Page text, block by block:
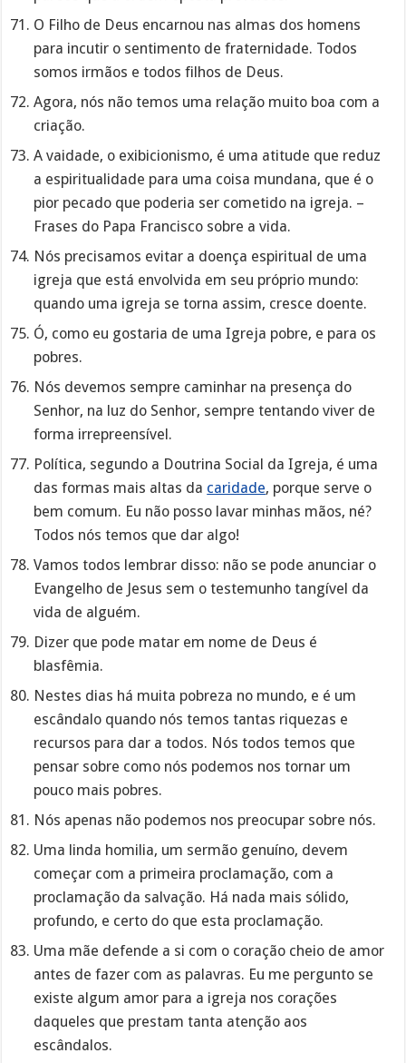
O Filho de Deus encarnou nas almas dos homens
para incutir o sentimento de fraternidade. Todos
somos irmãos e todos filhos de Deus.
Agora, nós não temos uma relação muito boa com a
criação.
A vaidade, o exibicionismo, é uma atitude que reduz
a espiritualidade para uma coisa mundana, que é o
pior pecado que poderia ser cometido na igreja. –
Frases do Papa Francisco sobre a vida.
Nós precisamos evitar a doença espiritual de uma
igreja que está envolvida em seu próprio mundo:
quando uma igreja se torna assim, cresce doente.
Ó, como eu gostaria de uma Igreja pobre, e para os
pobres.
Nós devemos sempre caminhar na presença do
Senhor, na luz do Senhor, sempre tentando viver de
forma irrepreensível.
Política, segundo a Doutrina Social da Igreja, é uma
das formas mais altas da caridade, porque serve o
bem comum. Eu não posso lavar minhas mãos, né?
Todos nós temos que dar algo!
Vamos todos lembrar disso: não se pode anunciar o
Evangelho de Jesus sem o testemunho tangível da
vida de alguém.
Dizer que pode matar em nome de Deus é
blasfêmia.
Nestes dias há muita pobreza no mundo, e é um
escândalo quando nós temos tantas riquezas e
recursos para dar a todos. Nós todos temos que
pensar sobre como nós podemos nos tornar um
pouco mais pobres.
Nós apenas não podemos nos preocupar sobre nós.
Uma linda homilia, um sermão genuíno, devem
começar com a primeira proclamação, com a
proclamação da salvação. Há nada mais sólido,
profundo, e certo do que esta proclamação.
Uma mãe defende a si com o coração cheio de amor
antes de fazer com as palavras. Eu me pergunto se
existe algum amor para a igreja nos corações
daqueles que prestam tanta atenção aos
escândalos.